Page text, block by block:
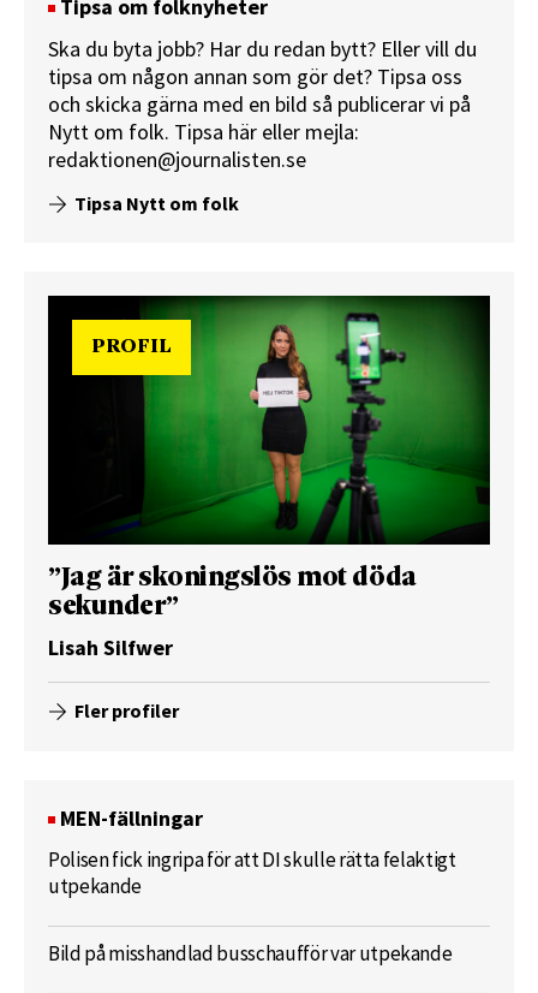
Tipsa om folknyheter
Ska du byta jobb? Har du redan bytt? Eller vill du
tipsa om någon annan som gör det? Tipsa oss
och skicka gärna med en bild så publicerar vi på
Nytt om folk. Tipsa här eller mejla:
redaktionen@journalisten.se
Tipsa Nytt om folk
PROFIL
”Jag är skoningslös mot döda
sekunder”
Lisah Silfwer
Fler profiler
MEN-fällningar
Polisen fick ingripa för att DI skulle rätta felaktigt
utpekande
Bild på misshandlad busschaufför var utpekande